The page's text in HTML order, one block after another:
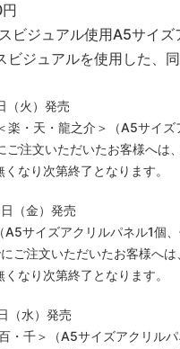
ビジュアル使用A5サイ
ビジュアルを使用した、
（火）発売
・天・龍之介＞（A5サイズ
注文いただいたお客様へは
なり次第終了となります。
（金）発売
サイズアクリルパネル1個、
ご注文いただいたお客様へは
なり次第終了となります。
（水）発売
千＞（A5サイズアクリルパ